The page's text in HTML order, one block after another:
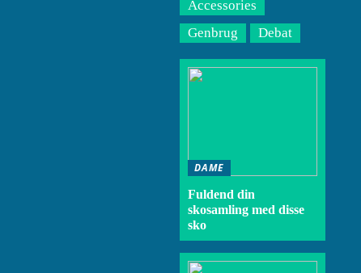
Accessories
Genbrug
Debat
DAME
Fuldend din
skosamling med disse
sko